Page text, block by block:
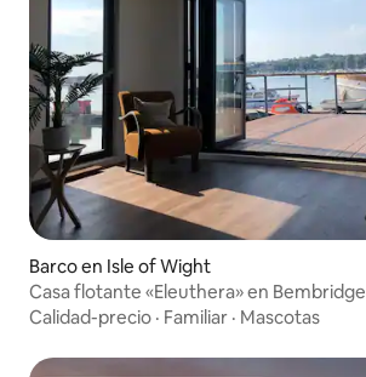
Barco en Isle of Wight
Casa flotante «Eleuthera» en Bembridge
Calidad-precio · Familiar · Mascotas